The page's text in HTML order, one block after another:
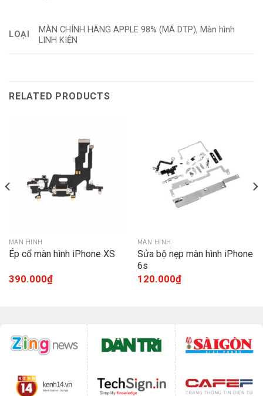
LOẠI
MÀN CHÍNH HÃNG APPLE 98% (MÃ DTP), Màn hình
LINH KIỆN
RELATED PRODUCTS
MÀN HÌNH
Ép cổ màn hình iPhone XS
390.000₫
MÀN HÌNH
Sửa bộ nẹp màn hình iPhone
6s
120.000₫